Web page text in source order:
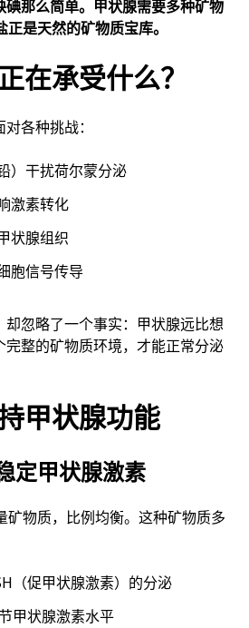
碘那么简单。甲状腺需要多种矿物
是天然的矿物质宝库。
在承受什么？
各种挑战：
）干扰荷尔蒙分泌
激素转化
状腺组织
胞信号传导
忽略了一个事实：甲状腺远比想
完整的矿物质环境，才能正常分泌
甲状腺功能
定甲状腺激素
矿物质，比例均衡。这种矿物质多
促甲状腺激素）的分泌
状腺激素水平